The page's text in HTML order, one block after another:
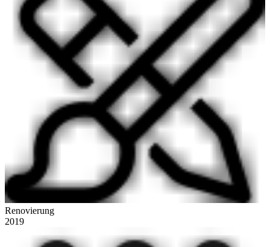
Renovierung
2019